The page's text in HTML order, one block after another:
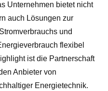
Unternehmen bietet nicht
auch Lösungen zur
und
flexibel
ist die Partnerschaft
Anbieter von
Energietechnik.